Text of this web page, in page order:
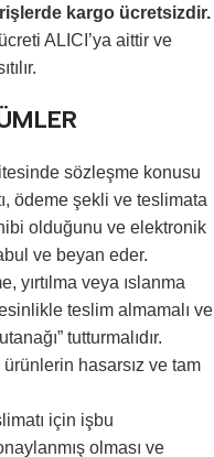
kargo ücretsizdir.
ALICI’ya aittir ve
sözleşme konusu
ödeme şekli ve teslimata
olduğunu ve elektronik
ve beyan eder.
yırtılma veya ıslanma
teslim almamalı ve
tutturmalıdır.
hasarsız ve tam
için işbu
olması ve